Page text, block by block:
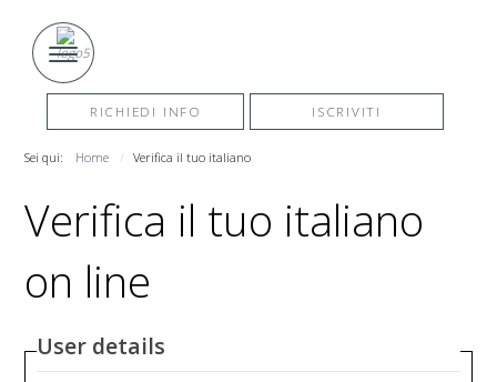
RICHIEDI INFO ISCRIVITI
Sei qui: Home Verifica il tuo italiano
Verifica il tuo italiano
on line
User details